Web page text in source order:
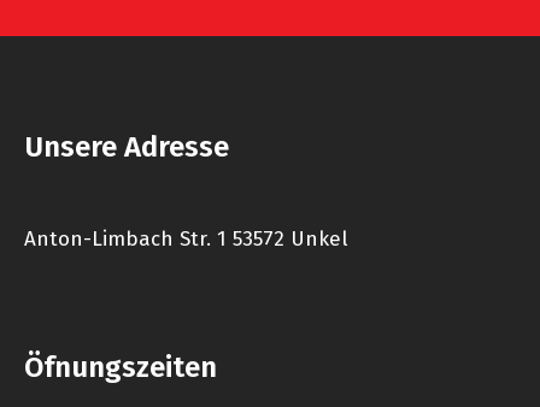
Unsere Adresse
Anton-Limbach Str. 1 53572 Unkel
Öfnungszeiten